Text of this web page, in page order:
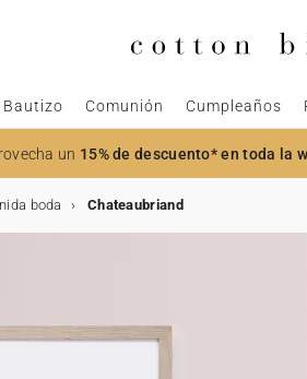
Bautizo Comunión Cumpleaños
un 15% de descuento* en toda la
boda Chateaubriand